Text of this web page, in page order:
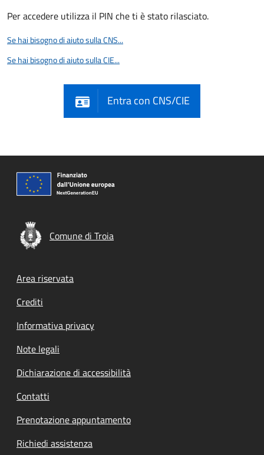
Per accedere utilizza il PIN che ti è stato rilasciato.
Se hai bisogno di aiuto sulla CNS...
Se hai bisogno di aiuto sulla CIE...
Entra con CNS/CIE
Comune di Troia
Footer menu
Area riservata
Crediti
Informativa privacy
Note legali
Dichiarazione di accessibilità
Contatti
Prenotazione appuntamento
Richiedi assistenza